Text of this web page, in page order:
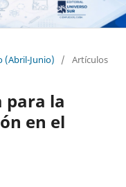
(Abril-Junio)
/ Artículos
para la
en el